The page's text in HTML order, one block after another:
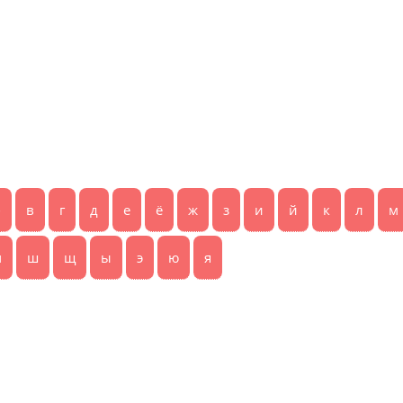
в г д е ё ж з и й к л м
ш щ ы э ю я